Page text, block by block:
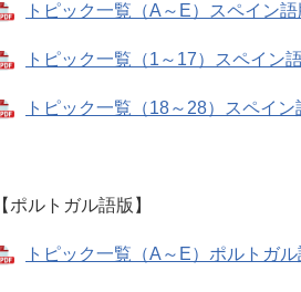
トピック一覧（A～E）スペイン
トピック一覧（1～17）スペイン
トピック一覧（18～28）スペイ
【ポルトガル語版】
トピック一覧（A～E）ポルトガ